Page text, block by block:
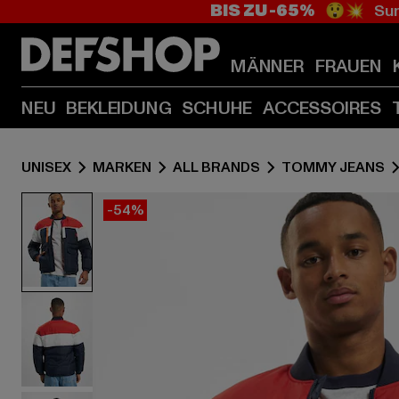
BIS ZU -65% 😲💥
MÄNNER FRAUEN
NEU BEKLEIDUNG SCHUHE ACCESSOIRES
UNISEX MARKEN ALL BRANDS TOMMY JEANS
-54%